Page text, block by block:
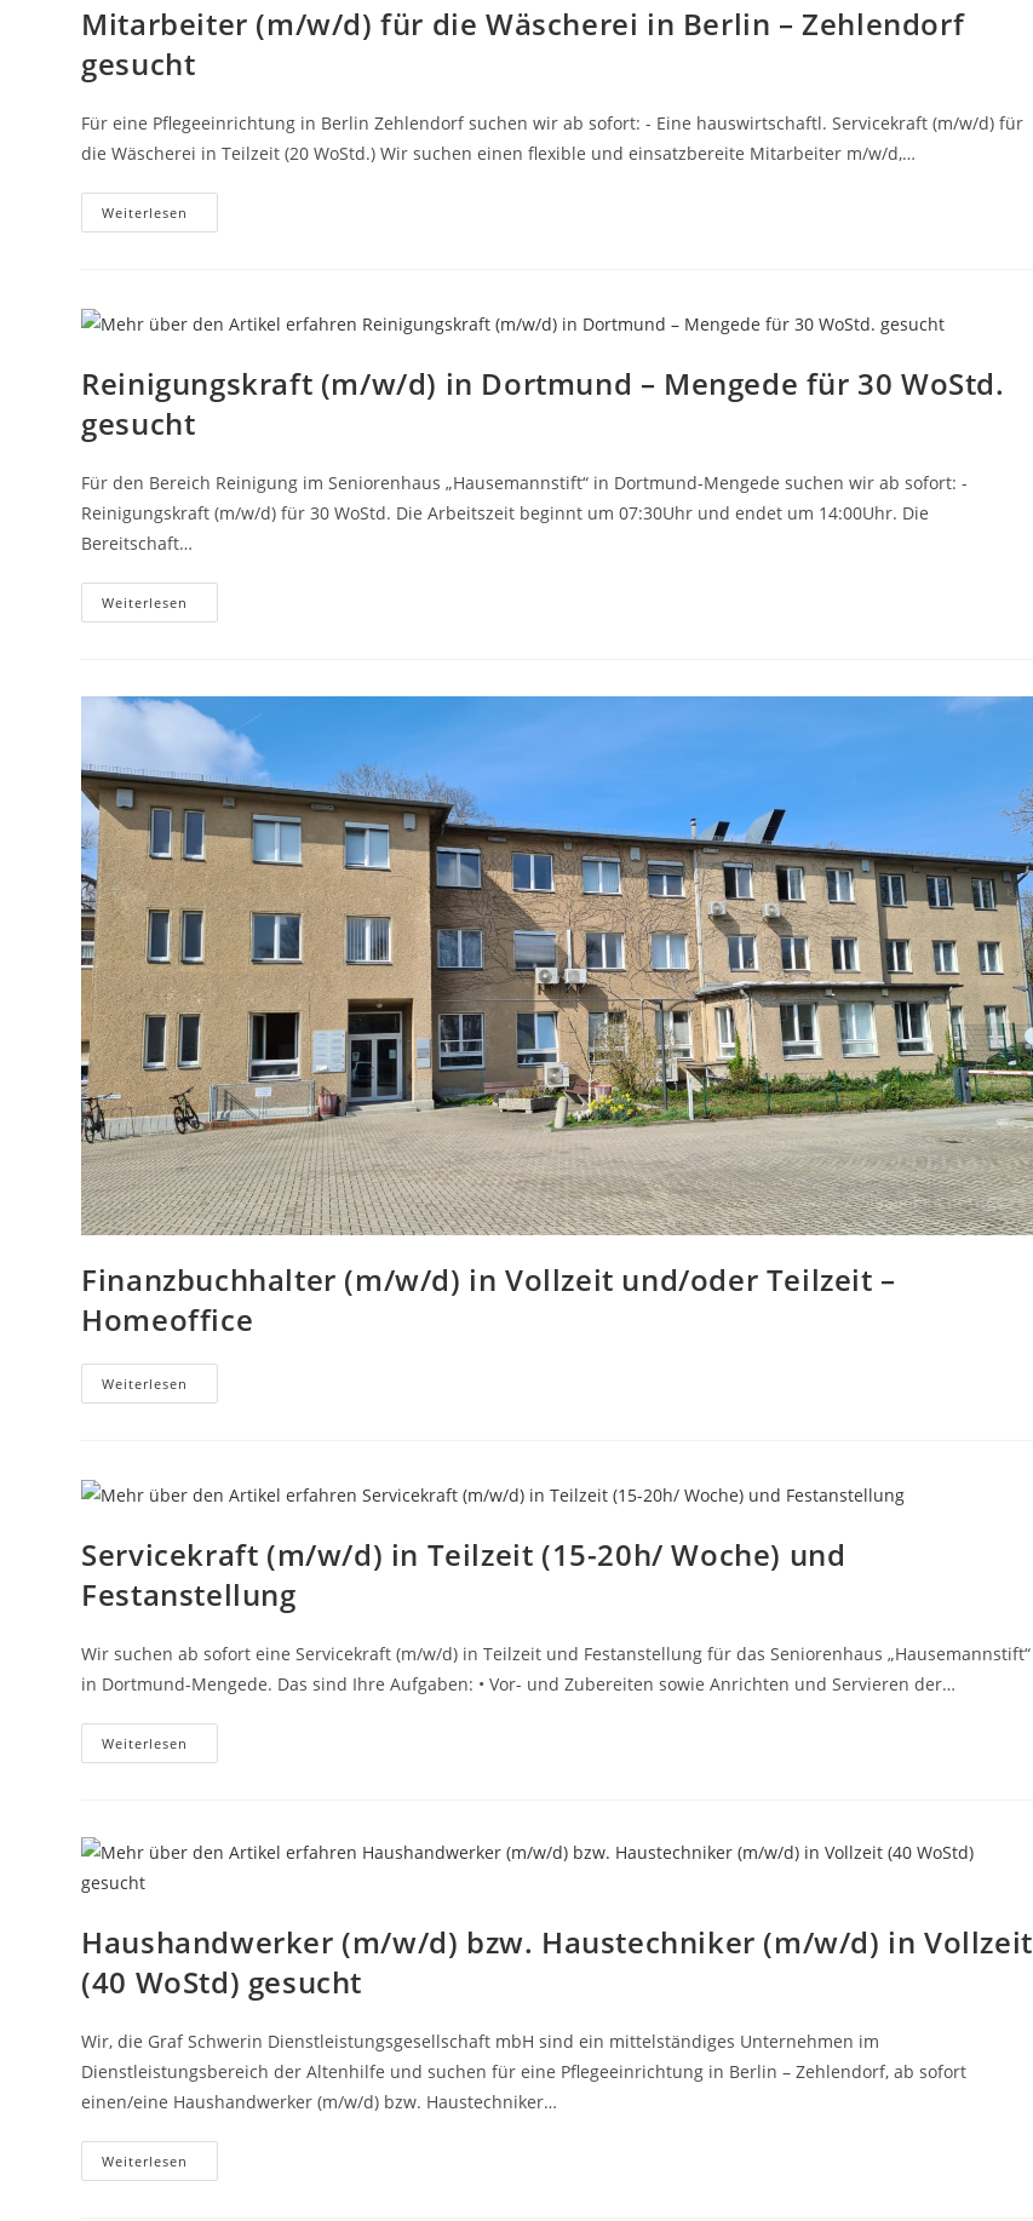
Mitarbeiter (m/w/d) für die Wäscherei in Berlin – Zehlendorf
gesucht
Für eine Pflegeeinrichtung in Berlin Zehlendorf suchen wir ab sofort: - Eine hauswirtschaftl. Servicekraft (m/w/d) für
die Wäscherei in Teilzeit (20 WoStd.) Wir suchen einen flexible und einsatzbereite Mitarbeiter m/w/d,…
Weiterlesen
(m/w/d)
Berlin
–
Reinigungskraft (m/w/d) in Dortmund – Mengede für 30 WoStd.
gesucht
Für den Bereich Reinigung im Seniorenhaus „Hausemannstift“ in Dortmund-Mengede suchen wir ab sofort: -
Reinigungskraft (m/w/d) für 30 WoStd. Die Arbeitszeit beginnt um 07:30Uhr und endet um 14:00Uhr. Die
Bereitschaft…
Weiterlesen
(m/w/d)
Für
30
WoStd.
Gesucht
Finanzbuchhalter (m/w/d) in Vollzeit und/oder Teilzeit –
Homeoffice
Weiterlesen
(m/w/d)
Homeoffice
Servicekraft (m/w/d) in Teilzeit (15-20h/ Woche) und
Festanstellung
Wir suchen ab sofort eine Servicekraft (m/w/d) in Teilzeit und Festanstellung für das Seniorenhaus „Hausemannstift“
in Dortmund-Mengede. Das sind Ihre Aufgaben: • Vor- und Zubereiten sowie Anrichten und Servieren der…
Weiterlesen
(m/w/d)
Woche)
Und
Haushandwerker (m/w/d) bzw. Haustechniker (m/w/d) in Vollzeit
(40 WoStd) gesucht
Wir, die Graf Schwerin Dienstleistungsgesellschaft mbH sind ein mittelständiges Unternehmen im
Dienstleistungsbereich der Altenhilfe und suchen für eine Pflegeeinrichtung in Berlin – Zehlendorf, ab sofort
einen/eine Haushandwerker (m/w/d) bzw. Haustechniker…
Weiterlesen
(m/w/d)